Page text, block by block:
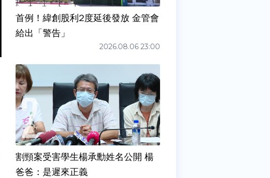
首例！緯創股利2度延後發放 金管會
給出「警告」
2026.08.06 23:00
割頸案受害學生楊承勳姓名公開 楊
爸爸：是遲來正義